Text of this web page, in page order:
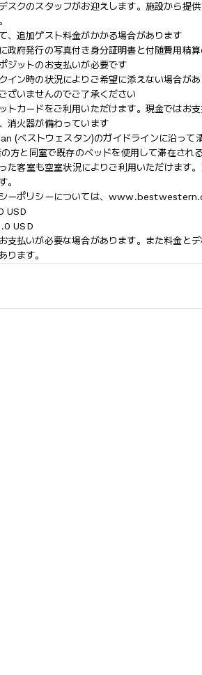
スクのスタッフがお迎えします。施設から提
、追加ゲスト料金がかかる場合があります
政府発行の写真付き身分証明書と付随費用精
ジットのお支払いが必要です
イン時の状況によりご希望に添えない場合が
ざいませんのでご了承ください
トカードをご利用いただけます。現金ではお
消火器が備わっています
(ベストウェスタン)のガイドラインに沿って
方と同室で既存のベッドを使用して滞在され
た客室も空室状況によりご利用いただけます
。
ーポリシーについては、
USD
USD
支払いが必要な場合があります。また料金と
ります。